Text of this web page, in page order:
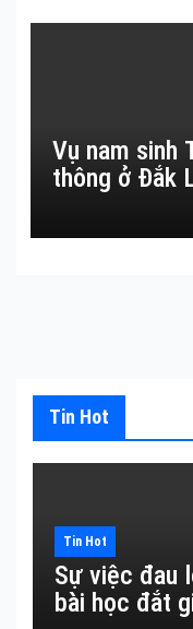
Vụ nam sinh
thông ở Đắk
Tin Hot
Tin Hot
Sự việc đau
bài học đắt